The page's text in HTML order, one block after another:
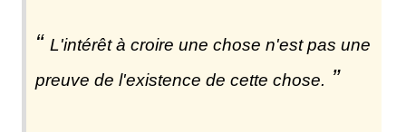
L'intérêt à croire une chose n'est pas une
preuve de l'existence de cette chose.